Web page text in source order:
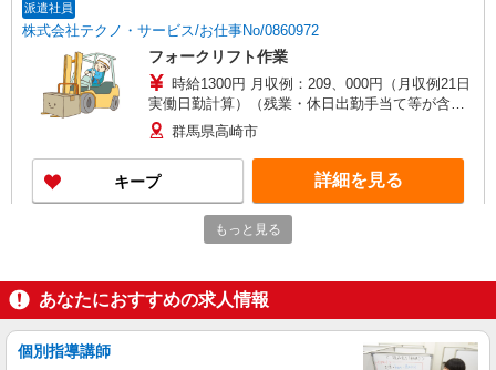
派遣社員
株式会社テクノ・サービス/お仕事No/0860972
フォークリフト作業
時給1300円 月収例：209、000円（月収例21日
実働日勤計算）（残業・休日出勤手当て等が含ま
れています） 交通費全額支給
群馬県高崎市
キープ 詳細を見る
フォークリフト作業（リーチ）
時給1,380円＋別途交通費全額支給
群馬県高崎市宮原町
もっと見る
あなたにおすすめの求人情報
個別指導講師